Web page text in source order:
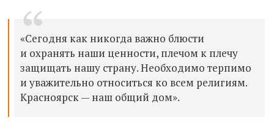
«Сегодня как никогда важно блюсти
и охранять наши ценности, плечом к плечу
защищать нашу страну. Необходимо терпимо
и уважительно относиться ко всем религиям.
Красноярск — наш общий дом».